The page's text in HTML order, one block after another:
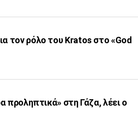
τον ρόλο του Kratos στο «God
προληπτικά» στη Γάζα, λέει ο